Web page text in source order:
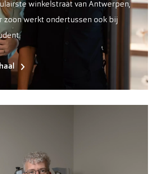
winkelstraat van Antwerpen,
zoon werkt ondertussen ook bij